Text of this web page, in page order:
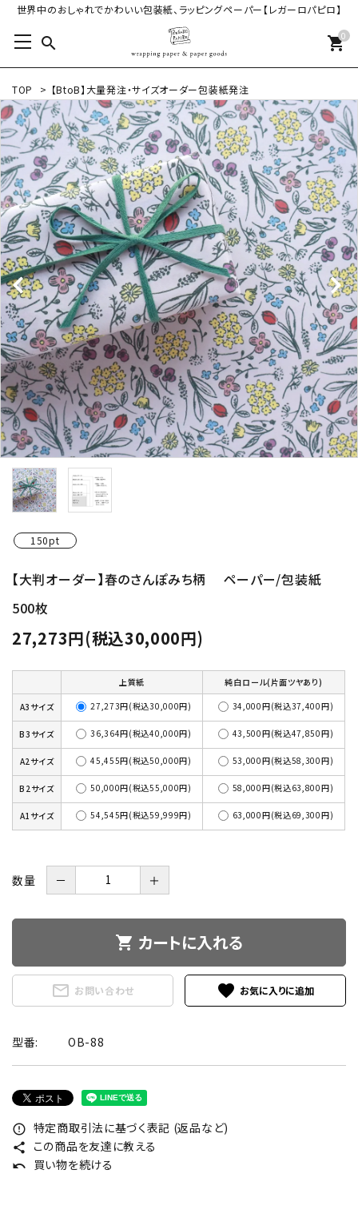
世界中のおしゃれでかわいい包装紙、ラッピングペーパー【レガーロパピロ】
search 0
shopping_cart
TOP > 【BtoB】大量発注・サイズオーダー包装紙発注
150pt
【大判オーダー】春のさんぽみち柄 ペーパー/包装紙
500枚
27,273円(税込30,000円)
上質紙 純白ロール(片面ツヤあり)
A3サイズ 27,273円(税込30,000円) 34,000円(税込37,400円)
B3サイズ 36,364円(税込40,000円) 43,500円(税込47,850円)
A2サイズ 45,455円(税込50,000円) 53,000円(税込58,300円)
B2サイズ 50,000円(税込55,000円) 58,000円(税込63,800円)
A1サイズ 54,545円(税込59,999円) 63,000円(税込69,300円)
数量 － ＋
shopping_cart カートに入れる
mail_outline お問い合わせ favorite
型番: OB-88
error_outline 特定商取引法に基づく表記 (返品など)
share この商品を友達に教える
undo 買い物を続ける